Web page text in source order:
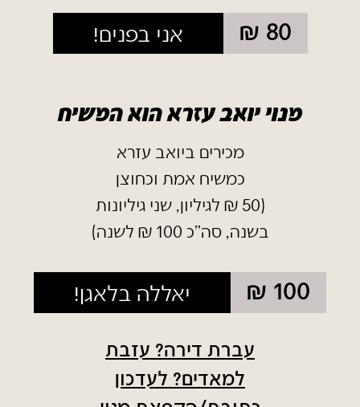
80 ₪ אני בפנים!
מנוי יואב עזרא הוא המשיח
מכירים ביואב עזרא
כמשיח אמת וכחוצן
(50 ₪ לגיליון, שני גיליונות
בשנה, סה"כ 100 ₪ לשנה)
100 ₪ יאללה בלאגן!
עברת דירה? עזבת
למאדים? לעדכון